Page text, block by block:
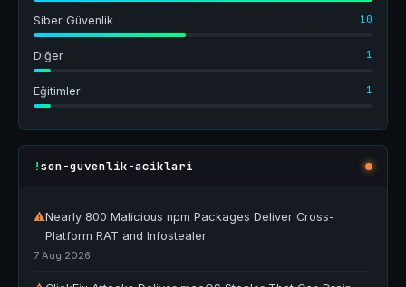
Siber Güvenlik 10
Diğer 1
Eğitimler 1
!son-guvenlik-aciklari
⚠Nearly 800 Malicious npm Packages Deliver Cross-
Platform RAT and Infostealer
7 Aug 2026